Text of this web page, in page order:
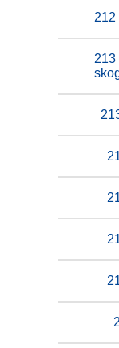
212
213